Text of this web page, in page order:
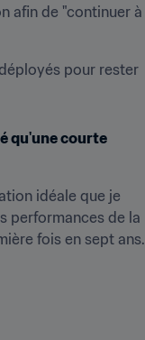
afin de "continuer à
pour rester
qu'une courte
idéale que je
performances de la
fois en sept ans.